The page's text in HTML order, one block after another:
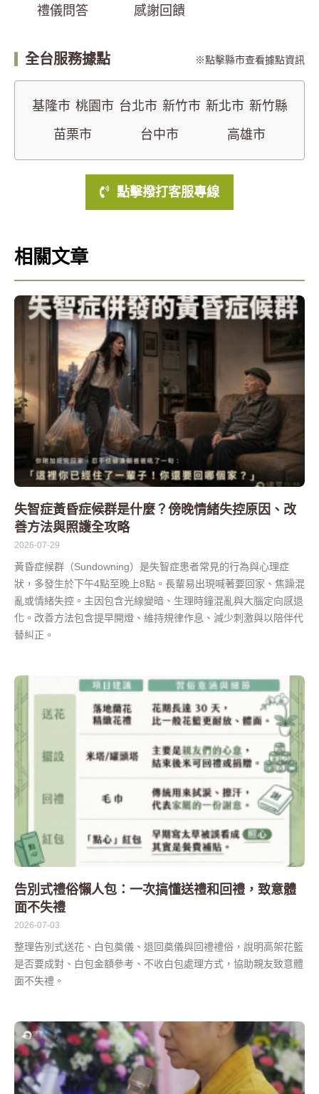
禮儀問答 感謝回饋
全台服務據點 點擊縣市查看據點資訊
基隆市 桃園市
苗栗市
台北市 新竹市
台中市
新北市 新竹縣
高雄市
點擊撥打客服專線
相關文章
失智症黃昏症候群是什麼？傍晚情緒失控原因、改
善方法與照護全攻略
2026-07-29
黃昏症候群（Sundowning）是失智症患者常見的行為與心理症
狀，多發生於下午4點至晚上8點。長輩易出現喊著要回家、焦躁混
亂或情緒失控。主因包含光線變暗、生理時鐘混亂與大腦定向感退
化。改善方法包含提早開燈、維持規律作息、減少刺激與以陪伴代
替糾正。
告別式禮俗懶人包：一次搞懂送禮和回禮，致意體
面不失禮
2026-07-03
整理告別式送花、白包奠儀、退回奠儀與回禮禮俗，說明高架花籃
是否要成對、白包金額參考、不收白包處理方式，協助親友致意體
面不失禮。